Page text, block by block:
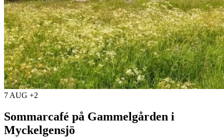
7 AUG +2
Sommarcafé på Gammelgården i
Myckelgensjö